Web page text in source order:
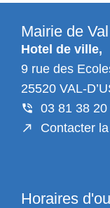
Mairie de
Hotel de ville,
9 rue des
25520 VAL-
03 81 38 20
Contacter
Horaires